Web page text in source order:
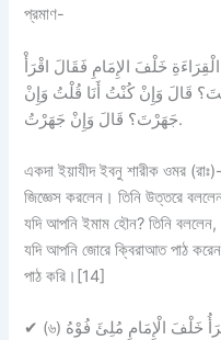
প্রমাণ-
خَلْفَ الإِمَامِ فَقَالَ اقْرَأْ
قَالَ وَإِنْ كُنْتُ أَنَا قُلْتُ وَإِنْ
جَهَرْتَ؟ قَالَ وَإِنْ جَهَرْتُ.
একদা ইয়াযীদ ইবনু শারীক ওমর
জিজ্ঞেস করলেন। তিনি উত্তরে
যদি আপনি ইমাম হৌন? তিনি
যদি আপনি জোরে ক্বিরাআত পাঠ
পাঠ করি।[14]
✔ (৬) قَالَ ابْنُ مَسْعُوْدٍ وَدِدْتُ أَنَّ الَّذِىْ يَقْرَأُ خَلْفَ الْإِمَامِ مُلِئَ فُوْهُ